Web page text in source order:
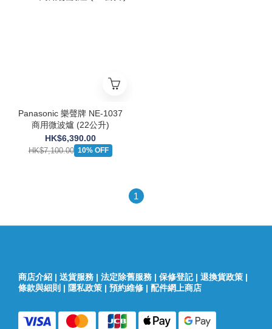
Panasonic 樂聲牌 NE-1037
商用微波爐 (22公升)
HK$6,390.00
HK$7,100.00 10% OFF
1
商店介紹 | 送貨服務 | 法定除舊服務 | 保修登記| 退換貨政策 |
條款與細則 | 隱私政策 | 預約維修 | 配件網上商店